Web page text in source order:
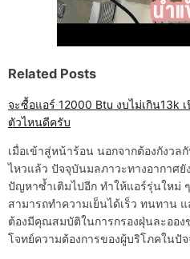
Related Posts
จะซื้อแอร์ 12000 Btu งบไม่เกิน13k
ตัวไหนดีครับ
เมื่อเข้าสู่หน้าร้อน นอกจากต้องกังวล
ไหวแล้ว ปัจจุบันมลภาวะทางอากาศ
ปัญหาซ้ำเติมไปอีก ทำให้แอร์รุ่นใหม่
สามารถทำความเย็นได้เร็ว ทนทาน
ต้องมีคุณสมบัติในการกรองฝุ่นละออง
โจทย์ความต้องการของผู้บริโภคในปั
P
o
s
t
n